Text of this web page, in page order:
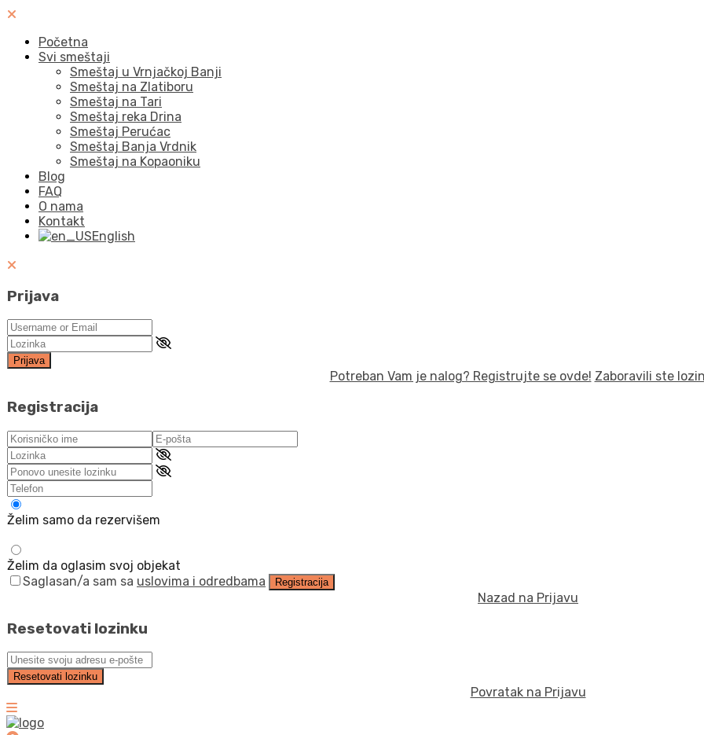
Početna
Svi smeštaji
Smeštaj u Vrnjačkoj Banji
Smeštaj na Zlatiboru
Smeštaj na Tari
Smeštaj reka Drina
Smeštaj Perućac
Smeštaj Banja Vrdnik
Smeštaj na Kopaoniku
Blog
FAQ
O nama
Kontakt
English
Prijava
Prijava
Potreban Vam je nalog? Registrujte se ovde! Zaboravili ste
Registracija
Želim samo da rezervišem
Želim da oglasim svoj objekat
Saglasan/a sam sa uslovima i odredbama Registracija
Nazad na Prijavu
Resetovati lozinku
Resetovati lozinku
Povratak na Prijavu